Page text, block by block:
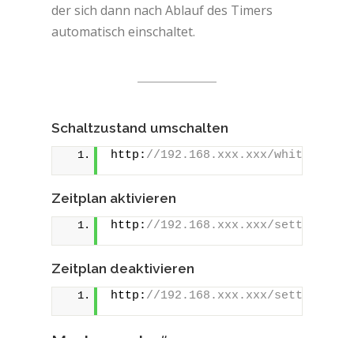
der sich dann nach Ablauf des Timers
automatisch einschaltet.
Schaltzustand umschalten
http: //192.168.xxx.xxx/white/
Zeitplan aktivieren
http: //192.168.xxx.xxx/settings/
Zeitplan deaktivieren
http: //192.168.xxx.xxx/settings/